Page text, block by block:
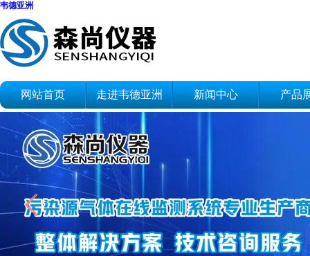
韦德亚洲
网站首页 走进韦德亚洲 新闻中心 产品